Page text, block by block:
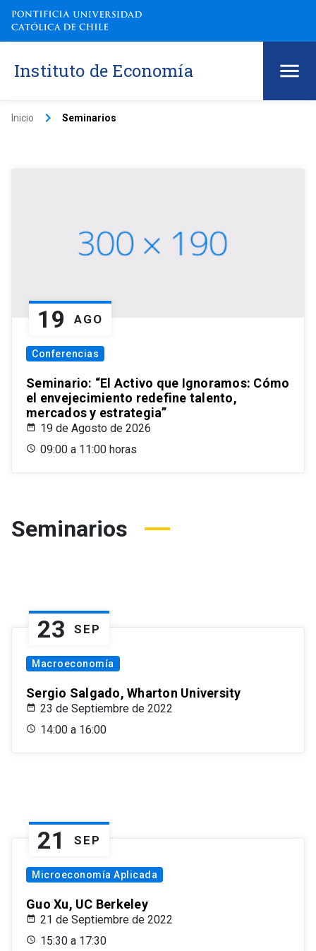
Instituto de Economía
Inicio keyboard_arrow_right Seminarios
19 AGO
Conferencias
Seminario: “El Activo que Ignoramos: Cómo
el envejecimiento redefine talento,
mercados y estrategia”
19 de Agosto de 2026
09:00 a 11:00 horas
Seminarios
23 SEP
Macroeconomía
Sergio Salgado, Wharton University
23 de Septiembre de 2022
14:00 a 16:00
21 SEP
Microeconomía Aplicada
Guo Xu, UC Berkeley
21 de Septiembre de 2022
15:30 a 17:30